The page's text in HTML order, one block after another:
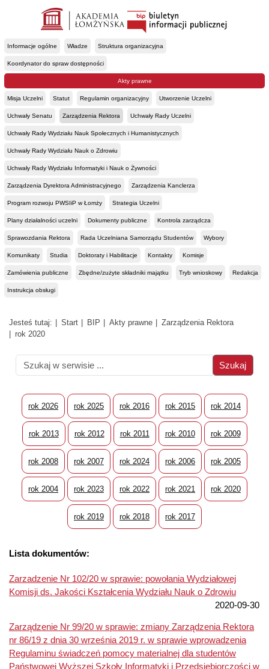
Informacje ogólne Władze Struktura organizacyjna
Koordynator do spraw dostępności
Akty prawne
Misja Uczelni Statut Regulamin organizacyjny Utworzenie Uczelni
Uchwały Senatu Zarządzenia Rektora Uchwały Rady Uczelni
Uchwały Rady Wydziału Nauk Społecznych i Humanistycznych
Uchwały Rady Wydziału Nauk o Zdrowiu
Uchwały Rady Wydziału Informatyki i Nauk o Żywności
Zarządzenia Dyrektora Administracyjnego Zarządzenia Kanclerza
Program rozwoju PWSIiP w Łomży Strategia Uczelni
Plany działalności uczelni Dokumenty publiczne Kontrola zarządcza
Sprawozdania Rektora Rada Uczelniana Samorządu Studentów Wybory
Komunikaty Studia Doktoraty i Habilitacje Kontakty Komisje
Zamówienia publiczne Zbędne/zużyte składniki majątku Tryb wnioskowy Redakcja
Instrukcja obsługi
Jesteś tutaj: Start BIP Akty prawne
Zarządzenia Rektora
rok 2020
rok 2026 rok 2025 rok 2016 rok 2015 rok 2014
rok 2013 rok 2012 rok 2011 rok 2010 rok 2009
rok 2008 rok 2007 rok 2024 rok 2006 rok 2005
rok 2004 rok 2023 rok 2022 rok 2021 rok 2020
rok 2019 rok 2018 rok 2017
Lista dokumentów:
Zarzadzenie Nr 102/20 w sprawie: powołania Wydziałowej
Komisji ds. Jakości Kształcenia Wydziału Nauk o Zdrowiu
2020-09-30
Zarządzenie Nr 99/20 w sprawie: zmiany Zarządzenia Rektora
nr 86/19 z dnia 30 września 2019 r. w sprawie wprowadzenia
Regulaminu świadczeń pomocy materialnej dla studentów
Państwowej Wyższej Szkoły Informatyki i Przedsiębiorczości w